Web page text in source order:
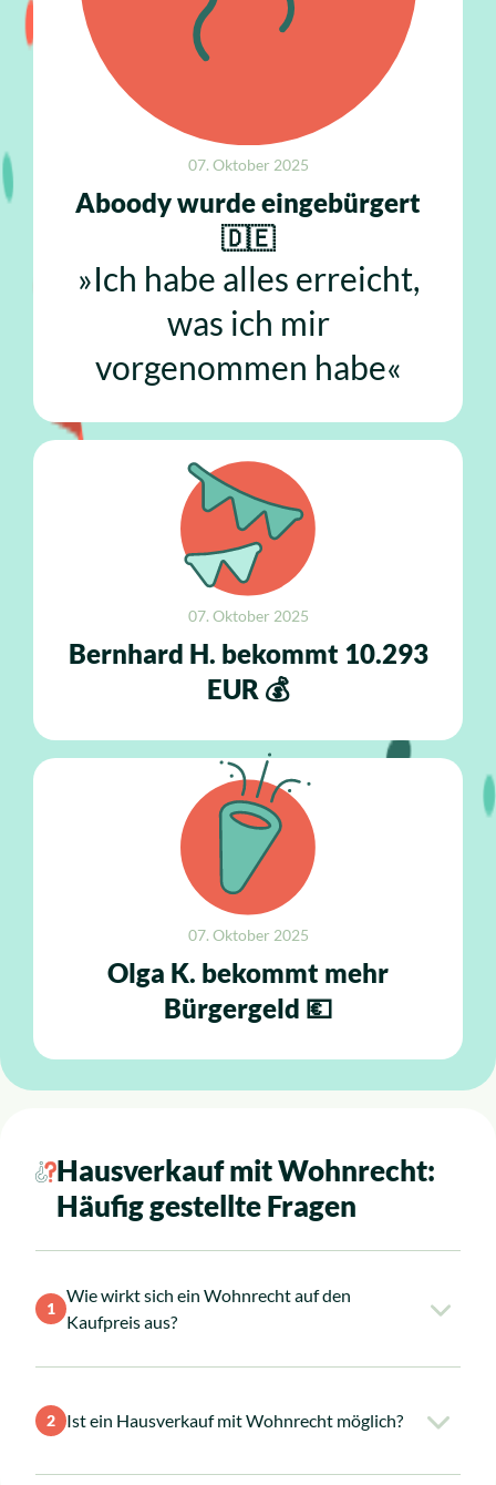
07. Oktober 2025
Aboody wurde eingebürgert
🇩🇪
»Ich habe alles erreicht,
was ich mir
vorgenommen habe«
07. Oktober 2025
Bernhard H. bekommt 10.293
EUR 💰
07. Oktober 2025
Olga K. bekommt mehr
Bürgergeld 💶
Hausverkauf mit Wohnrecht:
Häufig gestellte Fragen
1
Wie wirkt sich ein Wohnrecht auf den
Kaufpreis aus?
Ein bestehendes Wohnrecht bedeutet beim
2 Ist ein Hausverkauf mit Wohnrecht möglich?